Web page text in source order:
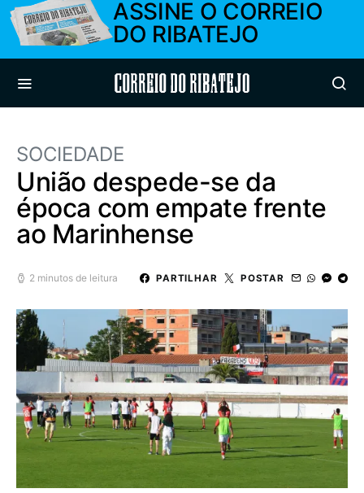
ASSINE O CORREIO
DO RIBATEJO
Correio do Ribatejo
SOCIEDADE
União despede-se da
época com empate frente
ao Marinhense
2 minutos de leitura PARTILHAR POSTAR